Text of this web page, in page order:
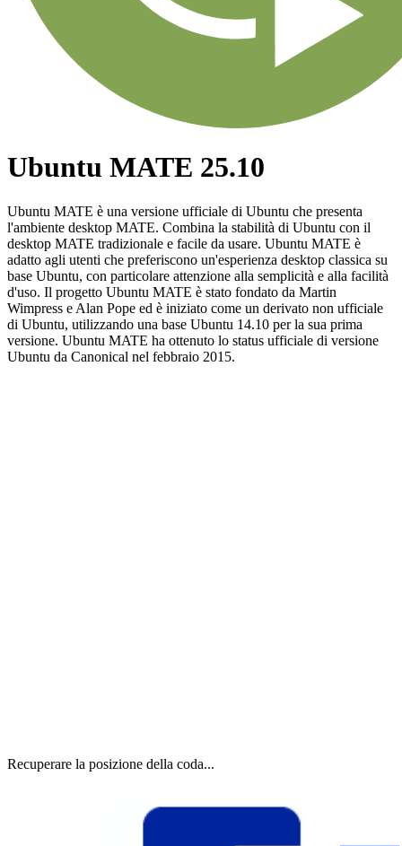
Ubuntu MATE 25.10
Ubuntu MATE è una versione ufficiale di Ubuntu che presenta
l'ambiente desktop MATE. Combina la stabilità di Ubuntu con il
desktop MATE tradizionale e facile da usare. Ubuntu MATE è
adatto agli utenti che preferiscono un'esperienza desktop classica su
base Ubuntu, con particolare attenzione alla semplicità e alla facilità
d'uso. Il progetto Ubuntu MATE è stato fondato da Martin
Wimpress e Alan Pope ed è iniziato come un derivato non ufficiale
di Ubuntu, utilizzando una base Ubuntu 14.10 per la sua prima
versione. Ubuntu MATE ha ottenuto lo status ufficiale di versione
Ubuntu da Canonical nel febbraio 2015.
Recuperare la posizione della coda...